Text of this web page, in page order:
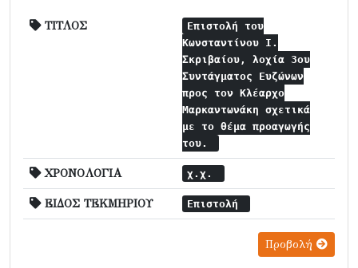
ΤΙΤΛΟΣ
Επιστολή του
Κωνσταντίνου Ι.
Σκριβαίου, λοχία 3ου
Συντάγματος Ευζώνων
προς τον Κλέαρχο
Μαρκαντωνάκη σχετικά
με το θέμα προαγωγής
του.
ΧΡΟΝΟΛΟΓΙΑ χ.χ.
ΕΙΔΟΣ ΤΕΚΜΗΡΙΟΥ Επιστολή
Προβολή